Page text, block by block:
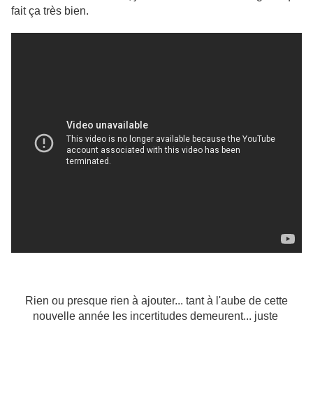
fait ça très bien.
Rien ou presque rien à ajouter... tant à l'aube de cette
nouvelle année les incertitudes demeurent... juste